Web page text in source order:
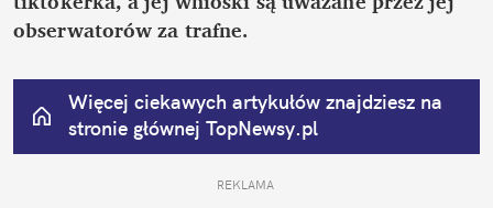
obserwatorów za trafne.
Więcej ciekawych artykułów znajdziesz na
stronie głównej TopNewsy.pl
REKLAMA